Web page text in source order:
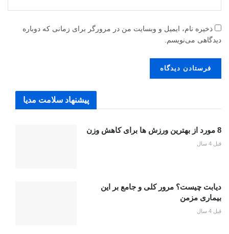
ذخیره نام، ایمیل و وبسایت من در مرورگر برای زمانی که دوباره
دیدگاهی می‌نویسم.
پیشنهاد سلامت مدیا
8 مورد از بهترین ورزش ها برای کاهش وزن
قبل 4 سال
دیابت چیست؟ مرور کلی و جامع بر این
بیماری مزمن
قبل 4 سال